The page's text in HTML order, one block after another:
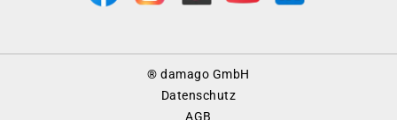
® damago GmbH
Datenschutz
AGB